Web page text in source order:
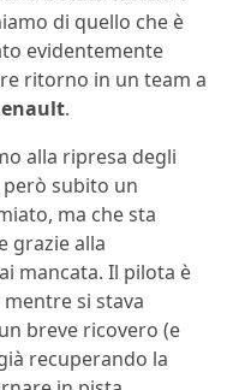
di quello che è
evidentemente
ritorno in un team a
.
alla ripresa degli
però subito un
ma che sta
grazie alla
mancata. Il pilota è
mentre si stava
breve ricovero (e
recuperando la